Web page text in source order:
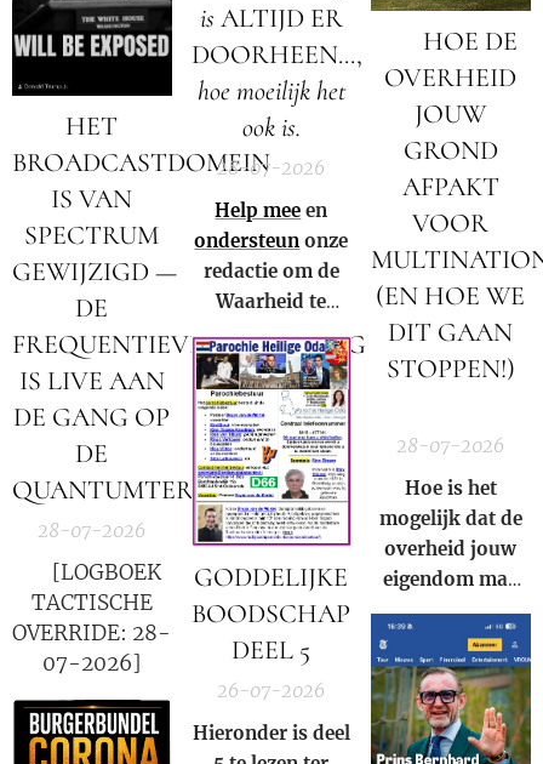
zwijgen!
🚨 HOE DE
OVERHEID
JOUW
GROND
AFPAKT
VOOR
(EN HOE WE
DIT GAAN
STOPPEN!)
28-07-2026
Hoe is het
mogelijk dat de
overheid jouw
eigendom mag
afpakken voor
de winst van een
multinational?
HET
BROADCASTDOMEIN
IS VAN
SPECTRUM
GEWIJZIGD —
DE
FREQUENTIEVERSCHUIVING
IS LIVE AAN
DE GANG OP
DE
QUANTUMTERMINALS
28-07-2026
🚨 [LOGBOEK
TACTISCHE
OVERRIDE: 28-
07-2026]
is ALTIJD ER
DOORHEEN...,
hoe moeilijk het
ook is.
28-07-2026
Help mee en
ondersteun onze
redactie om de
Waarheid te
kunnen blijven
verspreiden in
Nederland,
België en in de
rest van de
wereld.
GODDELIJKE
BOODSCHAP
DEEL 5
26-07-2026
Hieronder is deel